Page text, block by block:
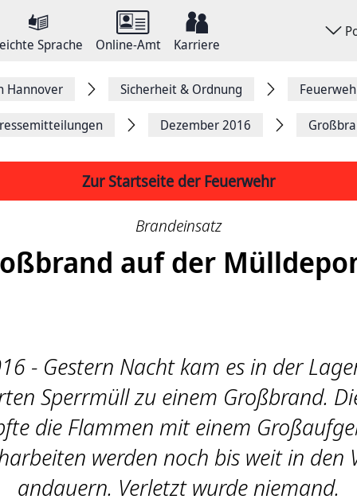
Sprache Online-Amt Karriere
Hannover Sicherheit & Ordnung
Dezember 2016
Zur Startseite der Feuerwehr
Brandeinsatz
auf der
- Gestern Nacht kam es in der
Sperrmüll zu einem Großbrand.
die Flammen mit einem
werden noch bis weit in den
andauern. Verletzt wurde niemand.